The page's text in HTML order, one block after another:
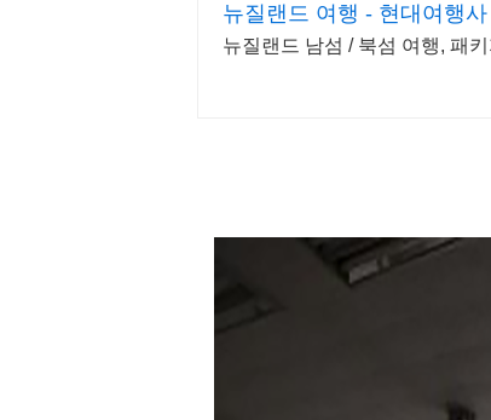
뉴질랜드 여행 - 현대여행사
뉴질랜드 남섬 / 북섬 여행, 패